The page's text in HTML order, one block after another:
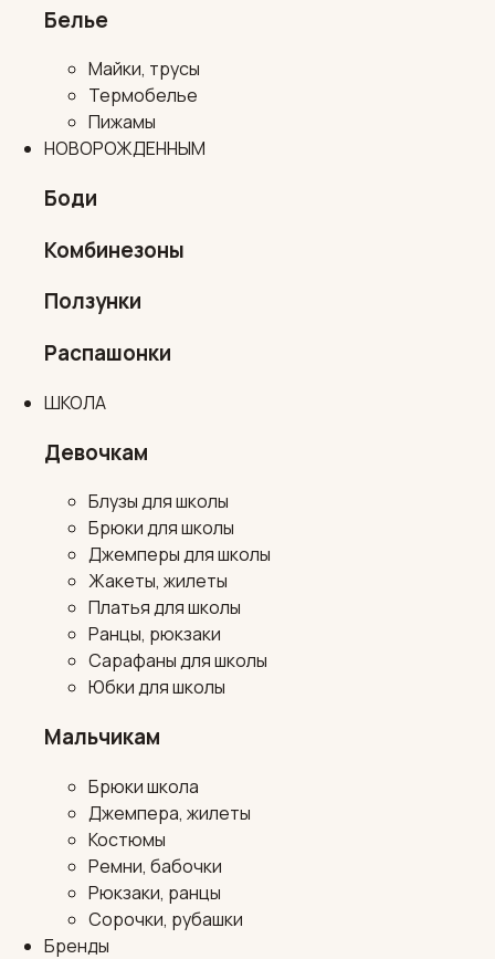
Белье
Майки, трусы
Термобелье
Пижамы
НОВОРОЖДЕННЫМ
Боди
Комбинезоны
Ползунки
Распашонки
ШКОЛА
Девочкам
Блузы для школы
Брюки для школы
Джемперы для школы
Жакеты, жилеты
Платья для школы
Ранцы, рюкзаки
Сарафаны для школы
Юбки для школы
Мальчикам
Брюки школа
Джемпера, жилеты
Костюмы
Ремни, бабочки
Рюкзаки, ранцы
Сорочки, рубашки
Бренды